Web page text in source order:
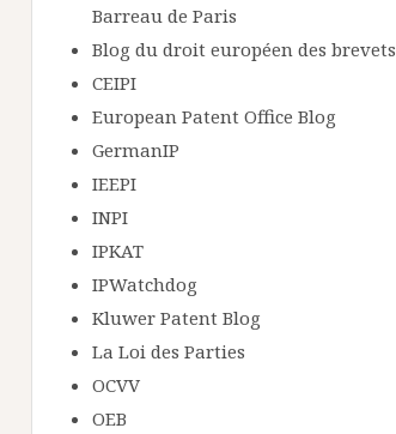
Barreau de Paris
Blog du droit européen des brevets
CEIPI
European Patent Office Blog
GermanIP
IEEPI
INPI
IPKAT
IPWatchdog
Kluwer Patent Blog
La Loi des Parties
OCVV
OEB